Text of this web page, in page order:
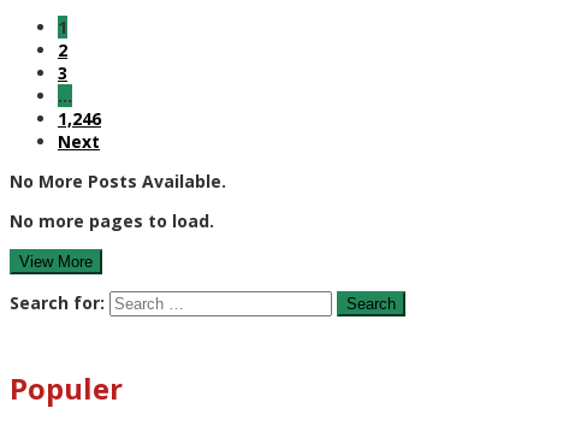
1
2
3
…
1,246
Next
No More Posts Available.
No more pages to load.
View More
Search for:
Populer